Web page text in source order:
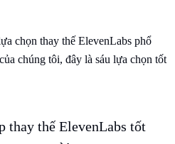
chọn thay thế ElevenLabs phổ
chúng tôi, đây là sáu lựa chọn tốt
thay thế ElevenLabs tốt